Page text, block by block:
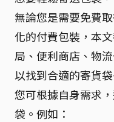
無論您是需要免費
化的付費包裝，本
局、便利商店、物
以找到合適的寄貨袋
您可根據自身需求
袋。例如：